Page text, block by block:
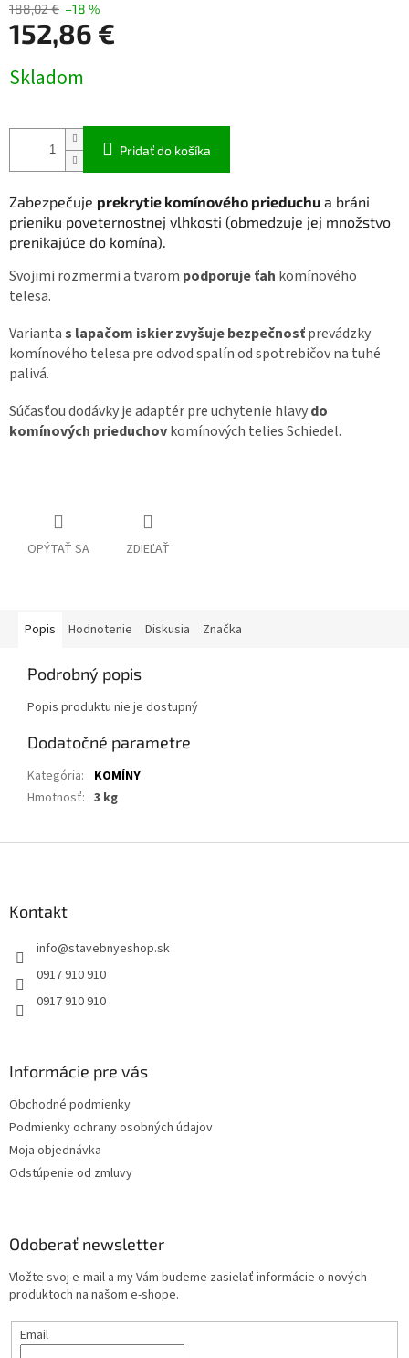
188,02 € –18 %
152,86 €
cena:
Skladom
Pridať do košíka
Zabezpečuje prekrytie komínového prieduchu a bráni
prieniku poveternostnej vlhkosti (obmedzuje jej množstvo
prenikajúce do komína).
Svojimi rozmermi a tvarom podporuje ťah komínového
telesa.
Variantas lapačom iskier zvyšuje bezpečnosťprevádzky
komínového telesa pre odvod spalín od spotrebičov na tuhé
palivá.
Súčasťou dodávky je adaptér pre uchytenie hlavydo
komínových prieduchovkomínových telies Schiedel.
OPÝTAŤ SA ZDIEĽAŤ
Popis Hodnotenie Diskusia Značka
Podrobný popis
Popis produktu nie je dostupný
Dodatočné parametre
Kategória:
KOMÍNY
Hmotnosť: 3 kg
Kontakt
info@stavebnyeshop.sk
0917 910 910
0917 910 910
Informácie pre vás
Obchodné podmienky
Podmienky ochrany osobných údajov
Moja objednávka
Odstúpenie od zmluvy
Odoberať newsletter
Vložte svoj e-mail a my Vám budeme zasielať informácie o nových
produktoch na našom e-shope.
Email